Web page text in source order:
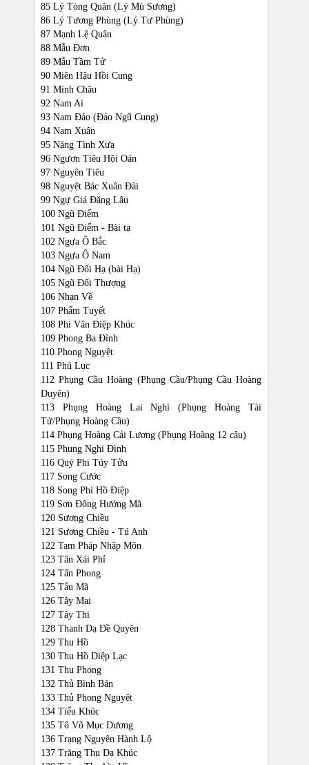
85 Lý Tòng Quân (Lý Mù Sương)
86 Lý Tương Phùng (Lý Tư Phùng)
87 Mạnh Lệ Quân
88 Mẫu Đơn
89 Mẫu Tầm Tử
90 Miên Hậu Hồi Cung
91 Minh Châu
92 Nam Ai
93 Nam Đảo (Đảo Ngũ Cung)
94 Nam Xuân
95 Nặng Tình Xưa
96 Ngươn Tiêu Hội Oán
97 Nguyên Tiêu
98 Nguyệt Bác Xuân Đài
99 Ngự Giá Đăng Lâu
100 Ngũ Điểm
101 Ngũ Điểm - Bài tạ
102 Ngựa Ô Bắc
103 Ngựa Ô Nam
104 Ngũ Đối Hạ (bài Hạ)
105 Ngũ Đối Thượng
106 Nhạn Về
107 Phẩm Tuyết
108 Phi Vân Điệp Khúc
109 Phong Ba Đình
110 Phong Nguyệt
111 Phú Lục
112 Phụng Cầu Hoàng (Phụng Cầu/Phụng Cầu Hoàng
Duyên)
113 Phụng Hoàng Lai Nghi (Phụng Hoàng Tài
Tử/Phụng Hoàng Cầu)
114 Phụng Hoàng Cải Lương (Phụng Hoàng 12 câu)
115 Phụng Nghi Đình
116 Quý Phi Túy Tửu
117 Song Cước
118 Song Phi Hồ Điệp
119 Sơn Đông Hướng Mã
120 Sương Chiều
121 Sương Chiều - Tú Anh
122 Tam Pháp Nhập Môn
123 Tân Xái Phỉ
124 Tấn Phong
125 Tẩu Mã
126 Tây Mai
127 Tây Thi
128 Thanh Dạ Đề Quyên
129 Thu Hồ
130 Thu Hồ Diệp Lạc
131 Thu Phong
132 Thủ Bình Bán
133 Thủ Phong Nguyệt
134 Tiểu Khúc
135 Tô Võ Mục Dương
136 Trạng Nguyên Hành Lộ
137 Trăng Thu Dạ Khúc